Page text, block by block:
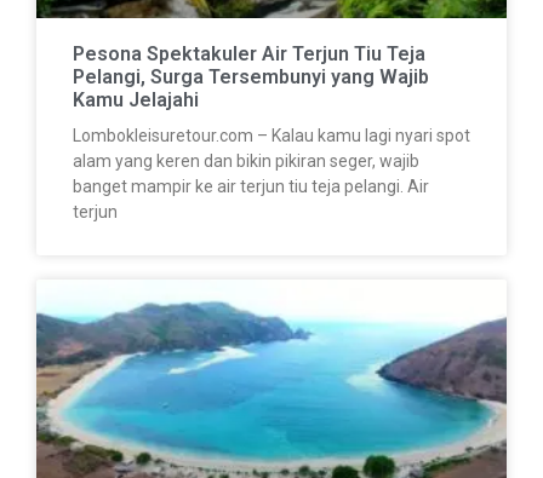
Pesona Spektakuler Air Terjun Tiu Teja
Pelangi, Surga Tersembunyi yang Wajib
Kamu Jelajahi
Lombokleisuretour.com – Kalau kamu lagi nyari spot
alam yang keren dan bikin pikiran seger, wajib
banget mampir ke air terjun tiu teja pelangi. Air
terjun